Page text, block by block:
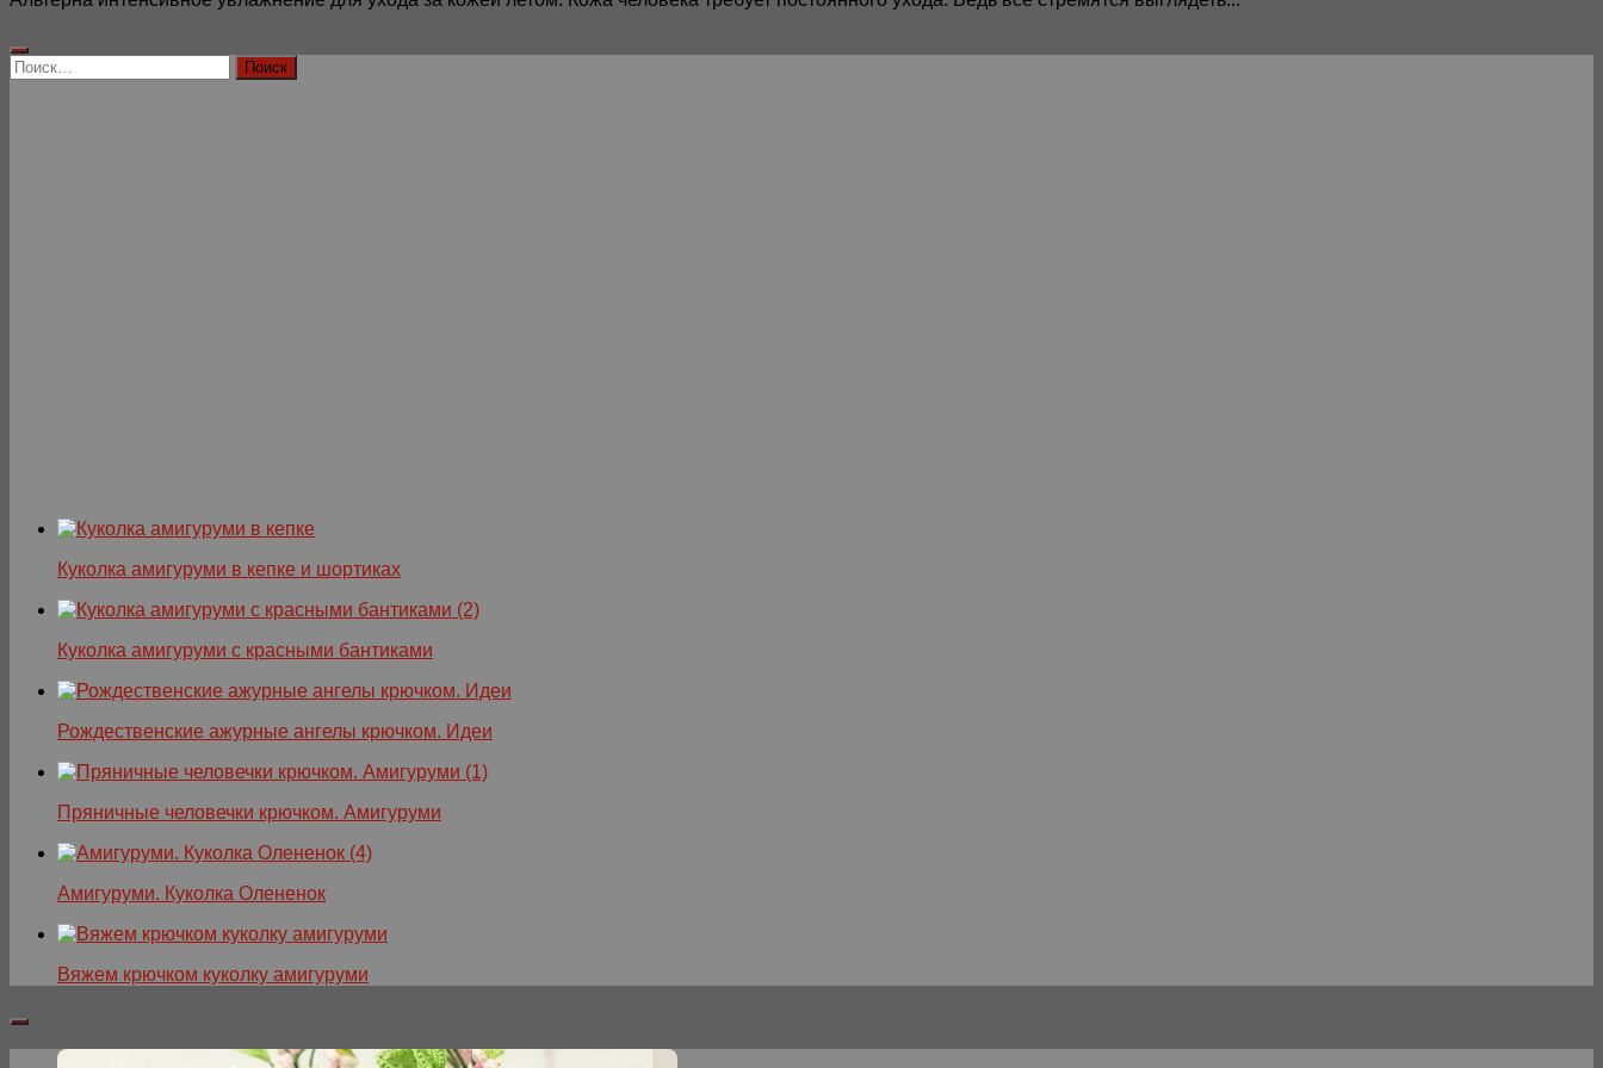
Найти:
Куколка амигуруми в кепке и шортиках
Куколка амигуруми с красными бантиками
Рождественские ажурные ангелы крючком. Идеи
Пряничные человечки крючком. Амигуруми
Амигуруми. Куколка Олененок
Вяжем крючком куколку амигуруми